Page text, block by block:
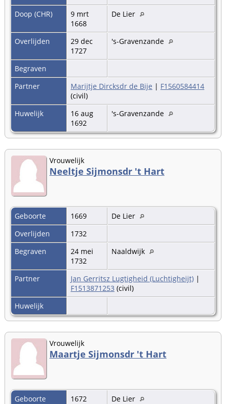
Doop (CHR)
9 mrt
1668
De Lier
Overlijden
29 dec
1727
's-Gravenzande
Begraven
Partner
Marijtje Dircksdr de Bije | F1560584414
(civil)
Huwelijk
16 aug
1692
's-Gravenzande
Vrouwelijk
Neeltje Sijmonsdr 't Hart
Geboorte 1669
De Lier
Overlijden
1732
Begraven
24 mei
1732
Naaldwijk
Partner Jan Gerritsz Lugtigheid (Luchtigheijt) |
F1513871253 (civil)
Huwelijk
Vrouwelijk
Maartje Sijmonsdr 't Hart
Geboorte 1672
De Lier